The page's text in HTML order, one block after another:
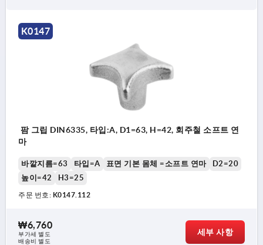
K0147
팜 그립 DIN6335, 타입:A, D1=63, H=42, 회주철 소프트 연
마
바깥지름=63 타입=A 표면 기본 몸체 =소프트 연마
D2=20
높이=42
H3=25
주문 번호: K0147.112
₩6,760
부가세 별도
배송비 별도
세부 사항